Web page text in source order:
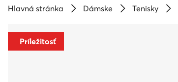
Hlavná stránka Dámske Tenisky
Príležitosť